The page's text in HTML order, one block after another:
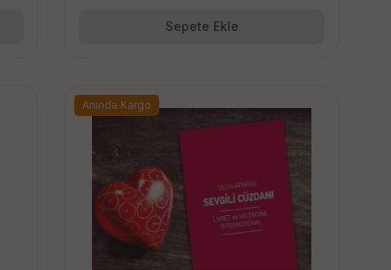
Sepete Ekle
Anında Kargo